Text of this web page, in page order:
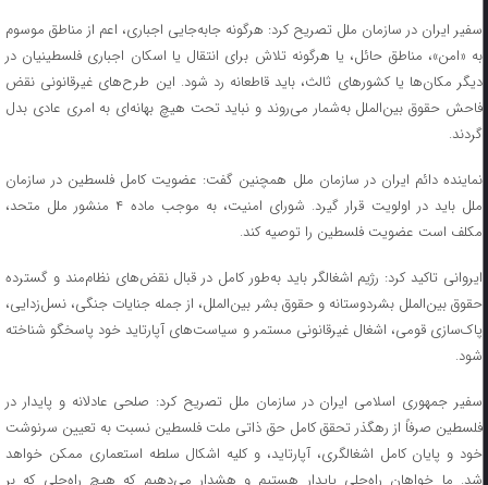
سفیر ایران در سازمان ملل تصریح کرد: هرگونه جابه‌جایی اجباری، اعم از مناطق موسوم
به «امن»، مناطق حائل، یا هرگونه تلاش برای انتقال یا اسکان اجباری فلسطینیان در
دیگر مکان‌ها یا کشورهای ثالث، باید قاطعانه رد شود. این طرح‌های غیرقانونی نقض
فاحش حقوق بین‌الملل به‌شمار می‌روند و نباید تحت هیچ بهانه‌ای به امری عادی بدل
گردند.
نماینده دائم ایران در سازمان ملل همچنین گفت: عضویت کامل فلسطین در سازمان
ملل باید در اولویت قرار گیرد. شورای امنیت، به موجب ماده ۴ منشور ملل متحد،
مکلف است عضویت فلسطین را توصیه کند.
ایروانی تاکید کرد: رژیم اشغالگر باید به‌طور کامل در قبال نقض‌های نظام‌مند و گسترده
حقوق بین‌الملل بشردوستانه و حقوق بشر بین‌الملل، از جمله جنایات جنگی، نسل‌زدایی،
پاک‌سازی قومی، اشغال غیرقانونی مستمر و سیاست‌های آپارتاید خود پاسخگو شناخته
شود.
سفیر جمهوری اسلامی ایران در سازمان ملل تصریح کرد: صلحی عادلانه و پایدار در
فلسطین صرفاً از رهگذر تحقق کامل حق ذاتی ملت فلسطین نسبت به تعیین سرنوشت
خود و پایان کامل اشغالگری، آپارتاید، و کلیه اشکال سلطه‌ استعماری ممکن خواهد
شد. ما خواهان راه‌حلی پایدار هستیم و هشدار می‌دهیم که هیچ راه‌حلی که بر